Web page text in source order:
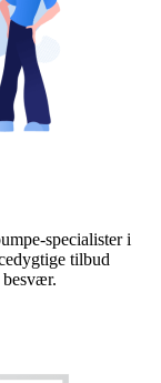
specialister i
tilbud